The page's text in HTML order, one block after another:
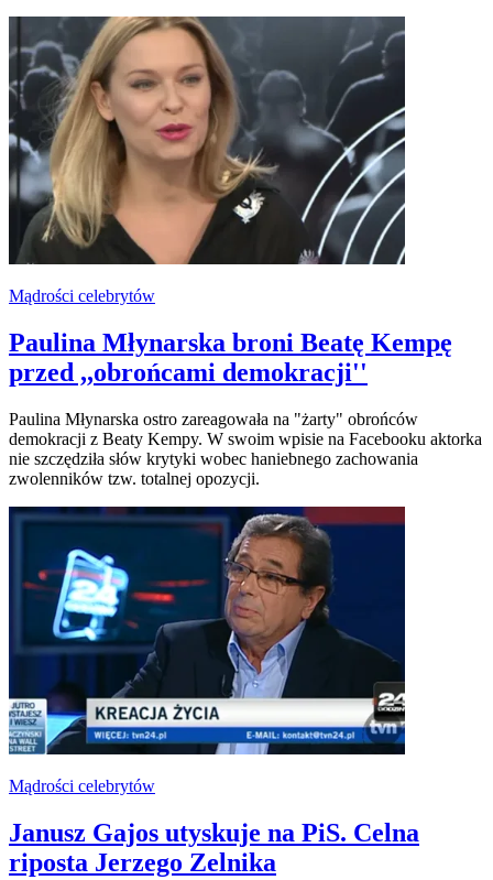
Mądrości celebrytów
Paulina Młynarska broni Beatę Kempę
przed ,,obrońcami demokracji''
Paulina Młynarska ostro zareagowała na "żarty" obrońców
demokracji z Beaty Kempy. W swoim wpisie na Facebooku aktorka
nie szczędziła słów krytyki wobec haniebnego zachowania
zwolenników tzw. totalnej opozycji.
Mądrości celebrytów
Janusz Gajos utyskuje na PiS. Celna
riposta Jerzego Zelnika